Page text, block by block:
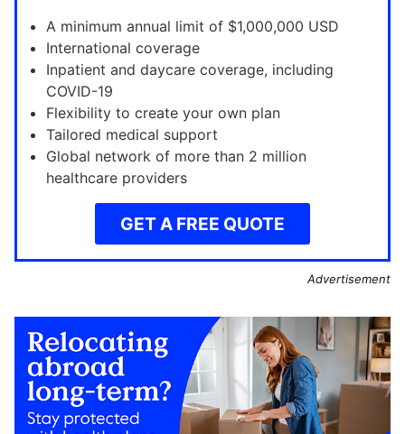
A minimum annual limit of $1,000,000 USD
International coverage
Inpatient and daycare coverage, including
COVID-19
Flexibility to create your own plan
Tailored medical support
Global network of more than 2 million
healthcare providers
GET A FREE QUOTE
Advertisement